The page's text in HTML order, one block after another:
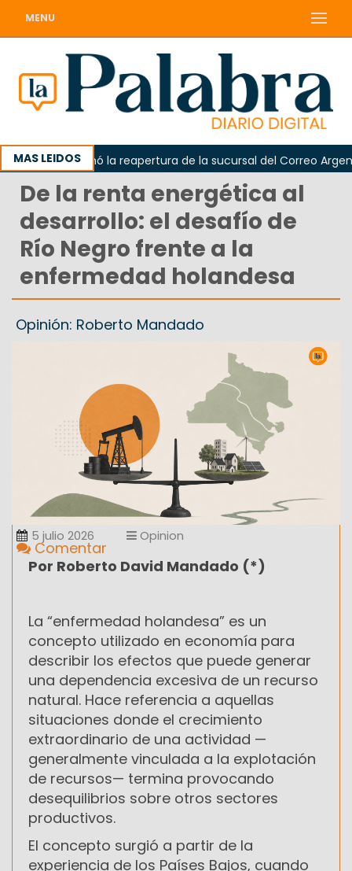
MENU
MAS LEIDOS
reclamó la reapertura de la sucursal del Correo Argentino
De la renta energética al
desarrollo: el desafío de
Río Negro frente a la
enfermedad holandesa
Opinión: Roberto Mandado
5 julio 2026 Opinion
Comentar
Por Roberto David Mandado (*)
La “enfermedad holandesa” es un
concepto utilizado en economía para
describir los efectos que puede generar
una dependencia excesiva de un recurso
natural. Hace referencia a aquellas
situaciones donde el crecimiento
extraordinario de una actividad —
generalmente vinculada a la explotación
de recursos— termina provocando
desequilibrios sobre otros sectores
productivos.
El concepto surgió a partir de la
experiencia de los Países Bajos, cuando